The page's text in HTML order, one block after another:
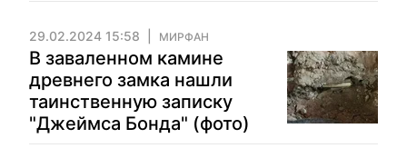
29.02.2024 15:58 МИРФАН
В заваленном камине
древнего замка нашли
таинственную записку
"Джеймса Бонда" (фото)